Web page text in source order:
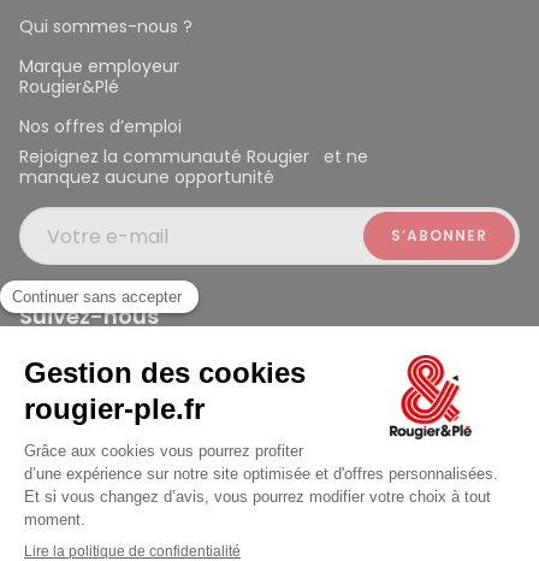
Qui sommes-nous ?
Marque employeur
Rougier&Plé
Nos offres d’emploi
Rejoignez la communauté Rougier et ne
manquez aucune opportunité
Votre e-mail
Suivez-nous
Rougier et Plé 2024 Copyright